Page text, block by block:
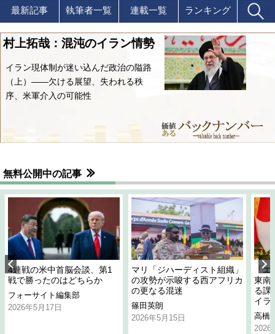
最新記事 執筆者一覧 連載一覧 ランキング
村上拓哉：混沌のイラン情勢
イラン現体制が迷い込んだ政治の隘路
（上）――欠ける展望、失われる秩
序、米軍介入の可能性
無料公開中の記事
4連戦の米中首脳会談、第1
戦で勝ったのはどちらか
フォーサイト編集部
2026年5月17日
マリ「ジハーディスト組織」
の攻勢が示唆する西アフリカ
の更なる混迷
篠田英朗
2026年5月15日
「
東南
る課
イラ
高橋
2026